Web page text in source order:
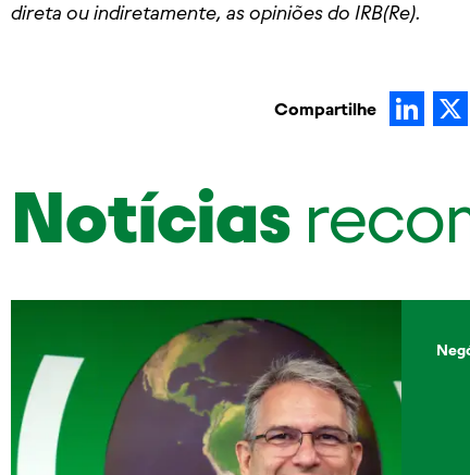
direta ou indiretamente, as opiniões do IRB(Re).
Compartilhe
Notícias